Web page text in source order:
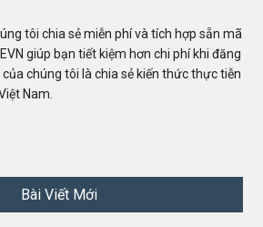
tôi chia sẻ miễn phí và tích hợp sẵn mã
giúp bạn tiết kiệm hơn chi phí khi đăng
chúng tôi là chia sẻ kiến thức thực tiễn
Nam.
Bài Viết Mới